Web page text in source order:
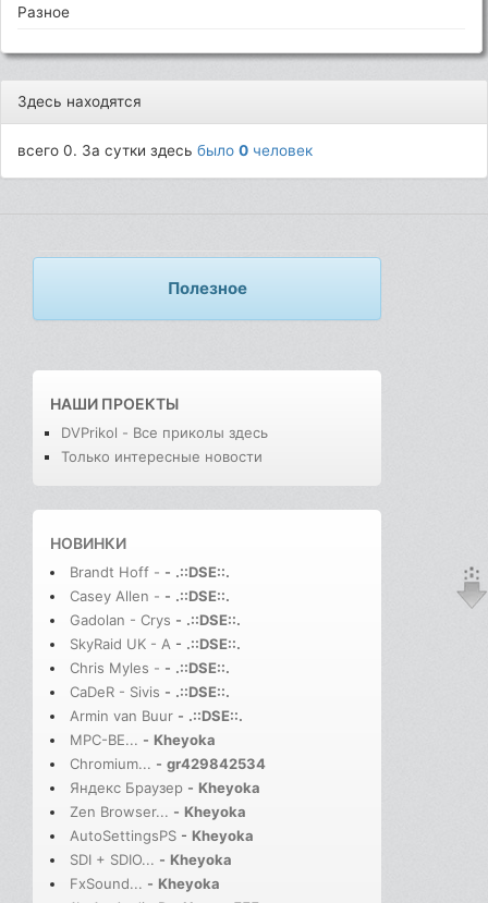
Разное
Здесь находятся
всего 0. За сутки здесьбыло0 человек
Полезное
НАШИ ПРОЕКТЫ
DVPrikol - Все приколы здесь
Только интересные новости
НОВИНКИ
Brandt Hoff - - .::DSE::.
Casey Allen - - .::DSE::.
Gadolan - Crys - .::DSE::.
SkyRaid UK - A - .::DSE::.
Chris Myles - - .::DSE::.
CaDeR - Sivis - .::DSE::.
Armin van Buur - .::DSE::.
MPC-BE... - Kheyoka
Chromium... - gr429842534
Яндекс Браузер - Kheyoka
Zen Browser... - Kheyoka
AutoSettingsPS - Kheyoka
SDI + SDIO... - Kheyoka
FxSound... - Kheyoka